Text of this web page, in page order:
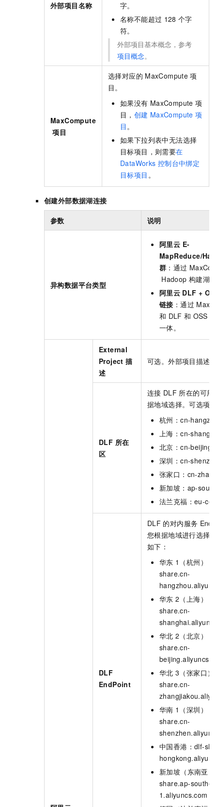
外部项目名称
字。
名称不能超过 128 个字
符。
外部项目基本概念，参考
项目概念。
MaxCompute
项目
选择对应的 MaxCompute 项
目。
如果没有 MaxCompute 项
目， 创建 MaxCompute 项
目。
如果下拉列表中无法选择
目标项目，则需要在
DataWorks 控制台中绑定
目标项目 。
创建外部数据湖连接
参数 说明
异构数据平台类型
阿里云 E-
MapReduce/
群 ：通过
Hadoop 构建湖
阿里云 DLF +
链接 ：通过
和 DLF 和 OSS
一体。
External
Project 描
述
可选。外部项目描述。
DLF 所在
区
连接 DLF 所在的可用
据地域选择。可选项
杭州：cn-
上海：cn-
北京：cn-beijing
深圳：cn-
张家口：cn-
新加坡：ap-
法兰克福：eu-
DLF
EndPoint
DLF 的对内服务
您根据地域进行选择
如下：
华东 1（杭州）：
share.cn-
华东 2（上海）：
share.cn-
华北 2（北京）：
share.cn-
华北 3（张家口）
share.cn-
华南 1（深圳）：
share.cn-
中国香港：dlf-
新加坡（东南亚
share.ap-
1.aliyuncs.com